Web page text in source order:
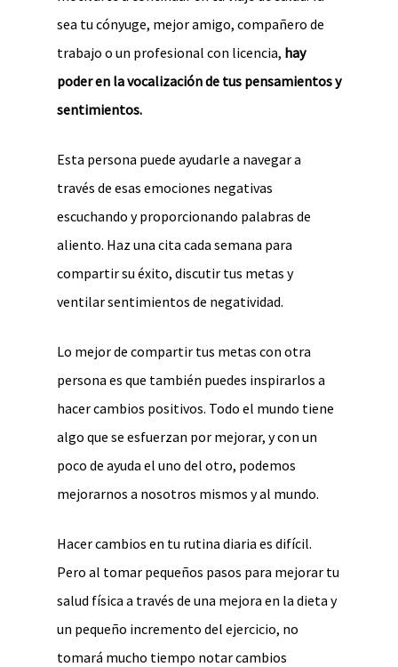
sea tu cónyuge, mejor amigo, compañero de
trabajo o un profesional con licencia, hay
poder en la vocalización de tus pensamientos y
sentimientos.
Esta persona puede ayudarle a navegar a
través de esas emociones negativas
escuchando y proporcionando palabras de
aliento. Haz una cita cada semana para
compartir su éxito, discutir tus metas y
ventilar sentimientos de negatividad.
Lo mejor de compartir tus metas con otra
persona es que también puedes inspirarlos a
hacer cambios positivos. Todo el mundo tiene
algo que se esfuerzan por mejorar, y con un
poco de ayuda el uno del otro, podemos
mejorarnos a nosotros mismos y al mundo.
Hacer cambios en tu rutina diaria es difícil.
Pero al tomar pequeños pasos para mejorar tu
salud física a través de una mejora en la dieta y
un pequeño incremento del ejercicio, no
tomará mucho tiempo notar cambios